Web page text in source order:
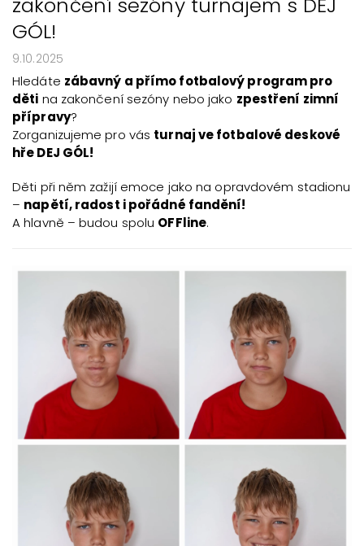
zakončení sezóny turnajem s DEJ
GÓL!
9.10.2025
Hledáte zábavný a přímo fotbalový program pro
děti na zakončení sezóny nebo jako zpestření zimní
přípravy?
Zorganizujeme pro vás turnaj ve fotbalové deskové
hře DEJ GÓL!
Děti při něm zažijí emoce jako na opravdovém stadionu
– napětí, radost i pořádné fandění!
A hlavně – budou spolu OFFline.